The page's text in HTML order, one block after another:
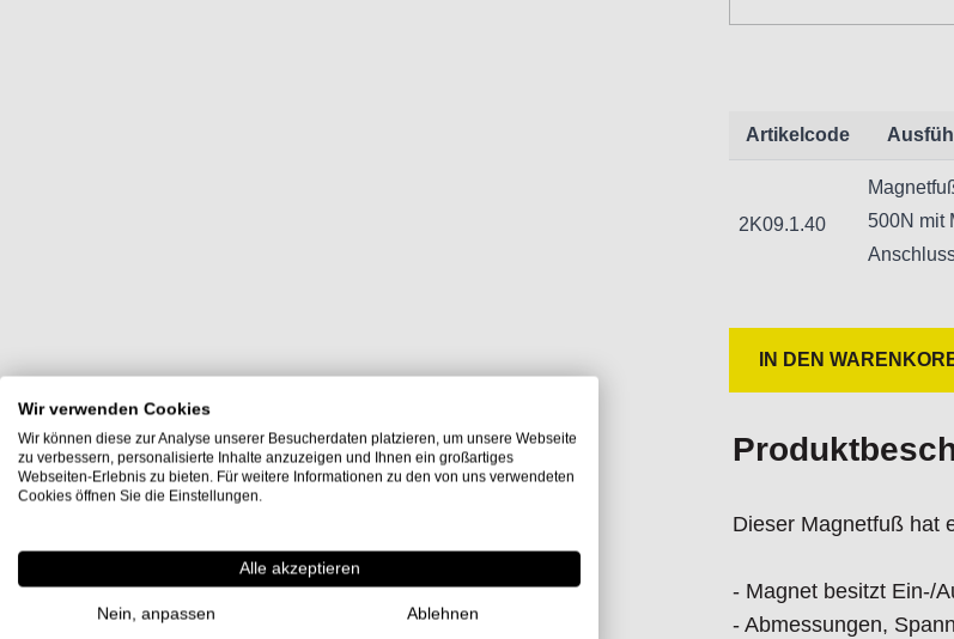
Informationen zur
Nur für technisch
Handwerker geeignet.
Unsachgemäße
Importeur/Hersteller:
email:
Artikelcode
2K09.1.40
500N mit
IN DEN
Dieser Magnetfuß hat
- Magnet besitzt Ein-/
- Abmessungen,
Wir verwenden Cookies
Wir können diese zur Analyse unserer Besucherdaten platzieren, um unsere Webseite
zu verbessern, personalisierte Inhalte anzuzeigen und Ihnen ein großartiges
Webseiten-Erlebnis zu bieten. Für weitere Informationen zu den von uns verwendeten
Cookies öffnen Sie die Einstellungen.
Alle akzeptieren
Nein, anpassen Ablehnen